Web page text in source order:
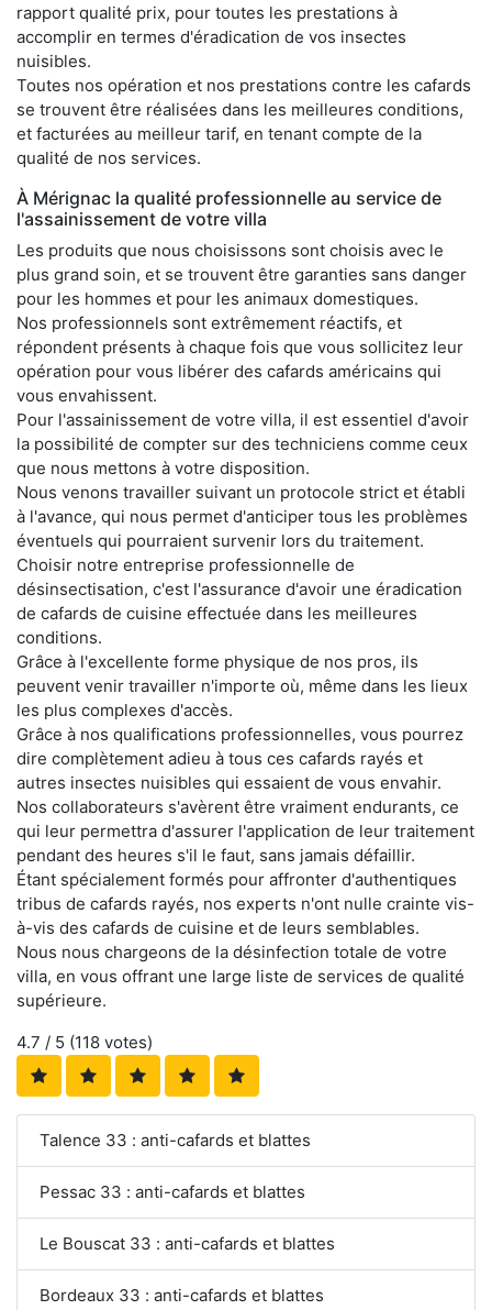
rapport qualité prix, pour toutes les prestations à
accomplir en termes d'éradication de vos insectes
nuisibles.
Toutes nos opération et nos prestations contre les cafards
se trouvent être réalisées dans les meilleures conditions,
et facturées au meilleur tarif, en tenant compte de la
qualité de nos services.
À Mérignac la qualité professionnelle au service de
l'assainissement de votre villa
Les produits que nous choisissons sont choisis avec le
plus grand soin, et se trouvent être garanties sans danger
pour les hommes et pour les animaux domestiques.
Nos professionnels sont extrêmement réactifs, et
répondent présents à chaque fois que vous sollicitez leur
opération pour vous libérer des cafards américains qui
vous envahissent.
Pour l'assainissement de votre villa, il est essentiel d'avoir
la possibilité de compter sur des techniciens comme ceux
que nous mettons à votre disposition.
Nous venons travailler suivant un protocole strict et établi
à l'avance, qui nous permet d'anticiper tous les problèmes
éventuels qui pourraient survenir lors du traitement.
Choisir notre entreprise professionnelle de
désinsectisation, c'est l'assurance d'avoir une éradication
de cafards de cuisine effectuée dans les meilleures
conditions.
Grâce à l'excellente forme physique de nos pros, ils
peuvent venir travailler n'importe où, même dans les lieux
les plus complexes d'accès.
Grâce à nos qualifications professionnelles, vous pourrez
dire complètement adieu à tous ces cafards rayés et
autres insectes nuisibles qui essaient de vous envahir.
Nos collaborateurs s'avèrent être vraiment endurants, ce
qui leur permettra d'assurer l'application de leur traitement
pendant des heures s'il le faut, sans jamais défaillir.
Étant spécialement formés pour affronter d'authentiques
tribus de cafards rayés, nos experts n'ont nulle crainte vis-
à-vis des cafards de cuisine et de leurs semblables.
Nous nous chargeons de la désinfection totale de votre
villa, en vous offrant une large liste de services de qualité
supérieure.
4.7 / 5 (118 votes)
Talence 33 : anti-cafards et blattes
Pessac 33 : anti-cafards et blattes
Le Bouscat 33 : anti-cafards et blattes
Bordeaux 33 : anti-cafards et blattes